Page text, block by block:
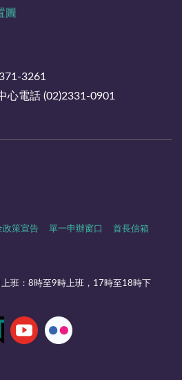
圖
3261
心電話 (02)2331-0901
政策宣告 單一申辦窗口 首長信箱
班：8時至9時上班，17時至18時下